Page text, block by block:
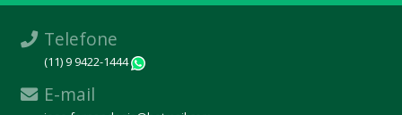
Telefone
(11) 9 9422-1444
E-mail